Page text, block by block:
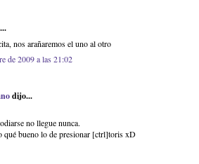
nos arañaremos el uno al otro
de 2009 a las 21:02
dijo...
no llegue nunca.
qué bueno lo de presionar [ctrl]toris xD